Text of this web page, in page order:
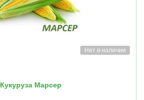
Нет в наличии
Кукуруза Марсер